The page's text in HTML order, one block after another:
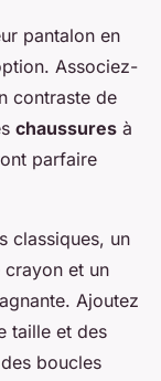
pantalon en
Associez-
contraste de
chaussures à
parfaire
classiques, un
et un
Ajoutez
taille et des
boucles